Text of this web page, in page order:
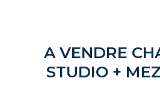
A VENDRE
STUDIO +